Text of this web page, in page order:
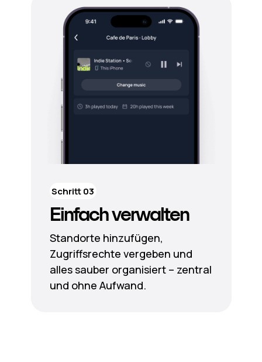
Einfach verwalten
Standorte hinzufügen,
Zugriffsrechte vergeben und
alles sauber organisiert – zentral
und ohne Aufwand.
Schritt 03